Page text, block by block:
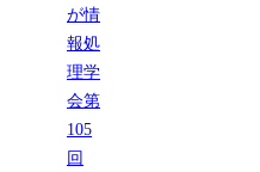
が情
報処
理学
会第
105
回